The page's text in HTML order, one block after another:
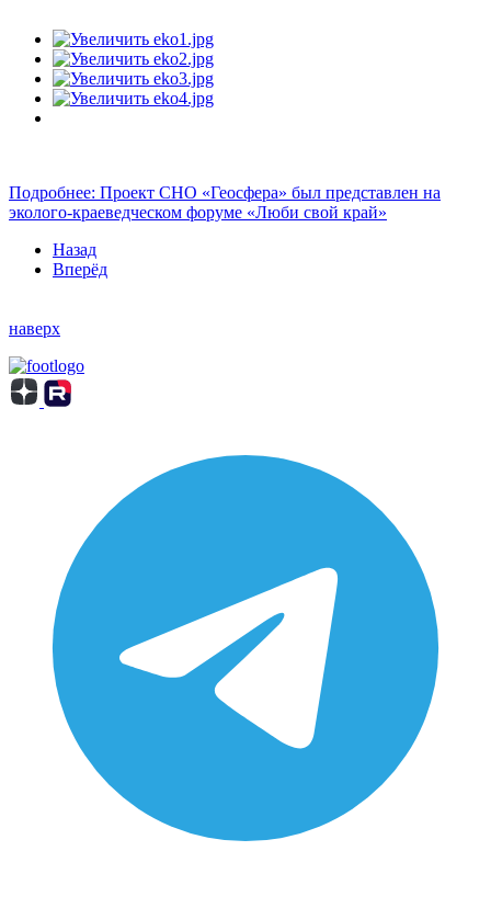
Подробнее: Проект СНО «Геосфера» был представлен на
эколого-краеведческом форуме «Люби свой край»
Назад
Вперёд
наверх